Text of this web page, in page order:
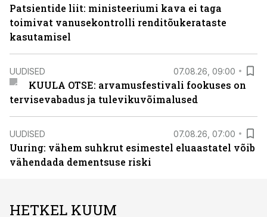
Patsientide liit: ministeeriumi kava ei taga
toimivat vanusekontrolli renditõukerataste
kasutamisel
UUDISED 07.08.26, 09:00
KUULA OTSE: arvamusfestivali fookuses on
tervisevabadus ja tulevikuvõimalused
UUDISED 07.08.26, 07:00
Uuring: vähem suhkrut esimestel eluaastatel võib
vähendada dementsuse riski
HETKEL KUUM